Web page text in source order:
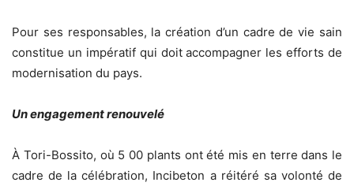
Pour ses responsables, la création d’un cadre de vie sain
constitue un impératif qui doit accompagner les efforts de
modernisation du pays.
Un engagement renouvelé
À Tori-Bossito, où 5 00 plants ont été mis en terre dans le
cadre de la célébration, Incibeton a réitéré sa volonté de